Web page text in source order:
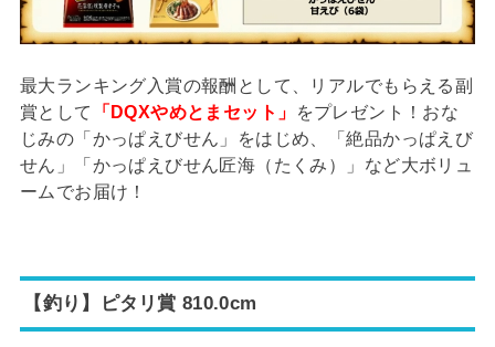
最大ランキング入賞の報酬として、リアルでもらえる副
賞として
「DQXやめとまセット」
をプレゼント！おな
じみの「かっぱえびせん」をはじめ、「絶品かっぱえび
せん」「かっぱえびせん匠海（たくみ）」など大ボリュ
ームでお届け！
【釣り】ピタリ賞 810.0cm